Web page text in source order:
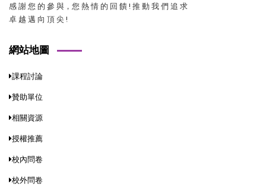
感 謝 您 的 參 與，您 熱 情 的 回 饋 ! 推 動 我 們 追 求
卓 越 邁 向 頂 尖 !
網站地圖
課程討論
贊助單位
相關資源
授權推薦
校內問卷
校外問卷